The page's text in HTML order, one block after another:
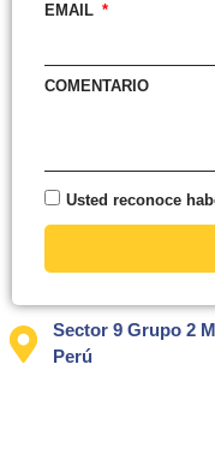
EMAIL
COMENTARIO
Usted reconoce
Sector 9 Grupo 2
Perú